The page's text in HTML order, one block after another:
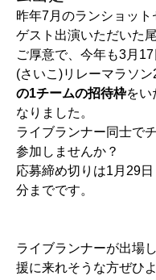
昨年7月のランショッ
ゲスト出演いただいた
ご厚意で、今年も3月
(さいこ)リレーマラソン
の1チームの招待枠をい
なりました。
ライブランナー同士で
参加しませんか？
応募締め切りは1月29
分までです。
ライブランナーが出場
援に来れそうな方ぜひ